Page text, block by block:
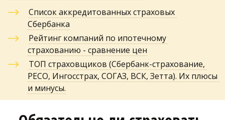
Список аккредитованных страховых
Сбербанка
Рейтинг компаний по ипотечному
страхованию - сравнение цен
ТОП страховщиков (Сбербанк-страхование,
РЕСО, Ингосстрах, СОГАЗ, ВСК, Зетта). Их плюсы
и минусы.